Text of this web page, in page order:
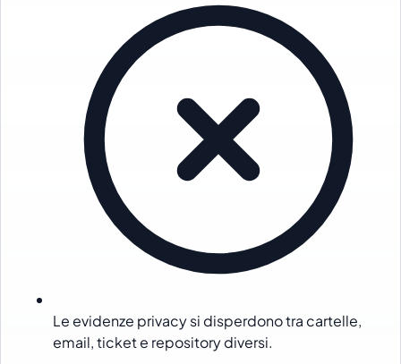
Le evidenze privacy si disperdono tra cartelle,
email, ticket e repository diversi.